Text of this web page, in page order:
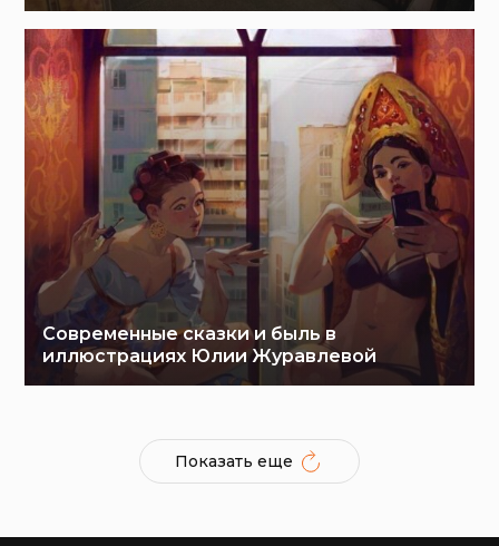
Современные сказки и быль в
иллюстрациях Юлии Журавлевой
Показать еще